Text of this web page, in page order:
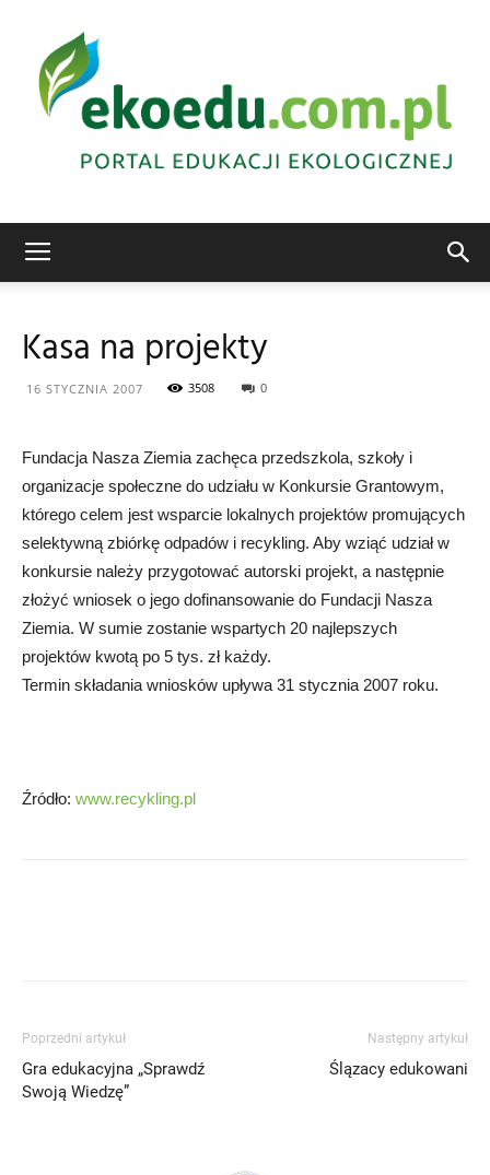
ekologiczna
Abrys
Kasa na projekty
16 STYCZNIA 2007 3508 0
Fundacja Nasza Ziemia zachęca przedszkola, szkoły i
organizacje społeczne do udziału w Konkursie Grantowym,
którego celem jest wsparcie lokalnych projektów promujących
selektywną zbiórkę odpadów i recykling. Aby wziąć udział w
konkursie należy przygotować autorski projekt, a następnie
złożyć wniosek o jego dofinansowanie do Fundacji Nasza
Ziemia. W sumie zostanie wspartych 20 najlepszych
projektów kwotą po 5 tys. zł każdy.
Termin składania wniosków upływa 31 stycznia 2007 roku.
Źródło: www.recykling.pl
Poprzedni artykuł
Gra edukacyjna „Sprawdź
Swoją Wiedzę”
Następny artykuł
Ślązacy edukowani